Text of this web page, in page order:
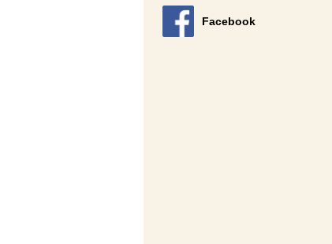
Facebook
別のウィンドウで開きます